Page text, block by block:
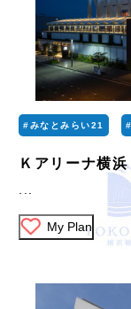
#みなとみらい21
Ｋアリーナ横浜
...
My Plan